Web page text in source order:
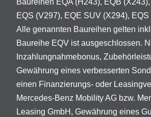
Baureihen EQA (H243), EQB
EQS (V297), EQE SUV (X294),
Alle genannten Baureihen gelten
Baureihe EQV ist ausgeschlossen.
Inzahlungnahmebonus,
Gewährung eines verbesserten
einen Finanzierungs- oder
Mercedes-Benz Mobility AG bzw.
Leasing GmbH, Gewährung eines